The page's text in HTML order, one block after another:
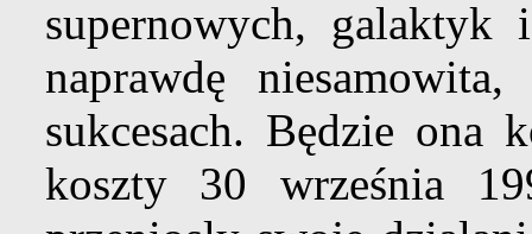
supernowych,
naprawdę
sukcesach. Będzie ona
koszty 30 września